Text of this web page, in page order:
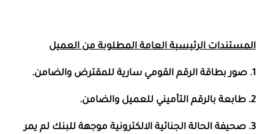
المستندات الرئيسية العامة المطلوبة من العميل
1. صور بطاقة الرقم القومي سارية للمقترض والضامن.
2. طابعة بالرقم التأميني للعميل والضامن.
3. صحيفة الحالة الجنائية الالكترونية موجهة للبنك لم يمر